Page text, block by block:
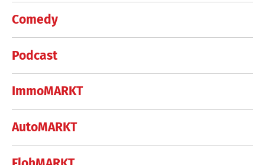
Comedy
Podcast
ImmoMARKT
AutoMARKT